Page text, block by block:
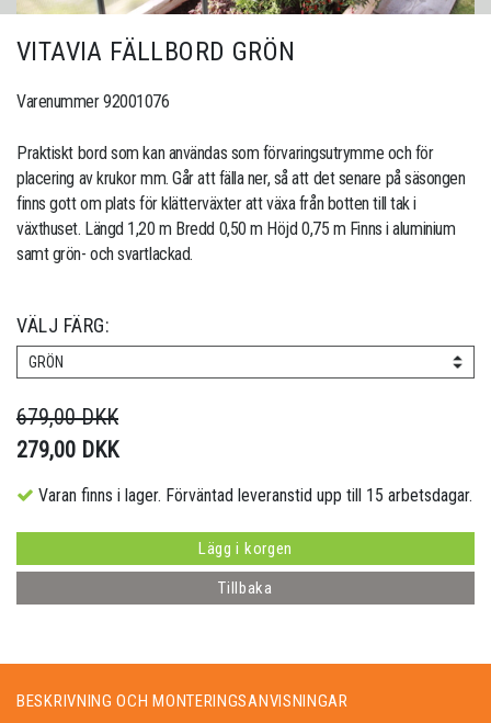
VITAVIA FÄLLBORD GRÖN
Varenummer 92001076
Praktiskt bord som kan användas som förvaringsutrymme och för
placering av krukor mm. Går att fälla ner, så att det senare på säsongen
finns gott om plats för klätterväxter att växa från botten till tak i
växthuset. Längd 1,20 m Bredd 0,50 m Höjd 0,75 m Finns i aluminium
samt grön- och svartlackad.
VÄLJ FÄRG:
GRÖN
679,00 DKK
279,00 DKK
Varan finns i lager. Förväntad leveranstid upp till 15 arbetsdagar.
Lägg i korgen
Tillbaka
BESKRIVNING OCH MONTERINGSANVISNINGAR